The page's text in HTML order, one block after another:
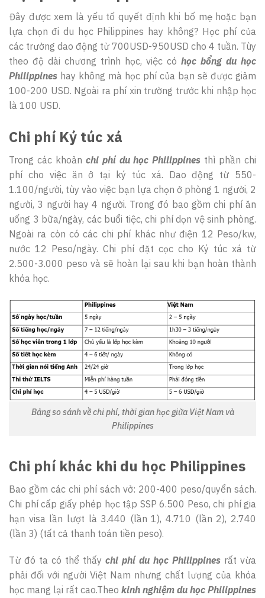
Đây được xem là yếu tố quyết định khi bố mẹ hoặc bạn
lựa chọn đi du học Philippines hay không? Học phí của
các trường dao động từ 700USD-950USD cho 4 tuần. Tùy
theo độ dài chương trình học, việc có học bổng du học
Philippines hay không mà học phí của bạn sẽ được giảm
100-200 USD. Ngoài ra phí xin trường trước khi nhập học
là 100 USD.
Chi phí Ký túc xá
Trong các khoản chi phí du học Philippines thì phần chi
phí cho việc ăn ở tại ký túc xá. Dao động từ 550-
1.100/người, tùy vào việc bạn lựa chọn ở phòng 1 người, 2
người, 3 người hay 4 người. Trong đó bao gồm chi phí ăn
uống 3 bữa/ngày, các buổi tiệc, chi phí dọn vệ sinh phòng.
Ngoài ra còn có các chi phí khác như điện 12 Peso/kw,
nước 12 Peso/ngày. Chi phí đặt cọc cho Ký túc xá từ
2.500-3.000 peso và sẽ hoàn lại sau khi bạn hoàn thành
khóa học.
Bảng so sánh về chi phí, thời gian học giữa Việt Nam và
Philippines
Chi phí khác khi du học Philippines
Bao gồm các chi phí sách vở: 200-400 peso/quyển sách.
Chi phí cấp giấy phép học tập SSP 6.500 Peso, chi phí gia
hạn visa lần lượt là 3.440 (lần 1), 4.710 (lần 2), 2.740
(lần 3) (tất cả thanh toán tiền peso).
Từ đó ta có thể thấy chi phí du học Philippines rất vừa
phải đối với người Việt Nam nhưng chất lượng của khóa
học mang lại rất cao.Theo kinh nghiệm du học Philippines